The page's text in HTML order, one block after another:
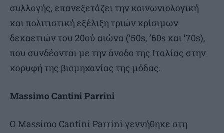
συλλογής, επανεξετάζει την κοινωνιολογική
και πολιτιστική εξέλιξη τριών κρίσιμων
δεκαετιών του 20ού αιώνα (’50s, ’60s και ’70s),
που συνδέονται με την άνοδο της Ιταλίας στην
κορυφή της βιομηχανίας της μόδας.
Massimo Cantini Parrini
Ο Massimo Cantini Parrini γεννήθηκε στη